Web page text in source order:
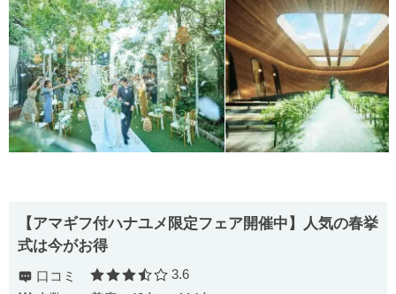
【アマギフ付ハナユメ限定フェア開催中】人気の春挙
式は今がお得
口コミ 口コミ評価
3.6